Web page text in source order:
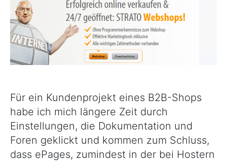
ePages
(Strato-
Shop)
Für ein Kundenprojekt eines B2B-Shops
habe ich mich längere Zeit durch
Einstellungen, die Dokumentation und
Foren geklickt und kommen zum Schluss,
dass ePages, zumindest in der bei Hostern